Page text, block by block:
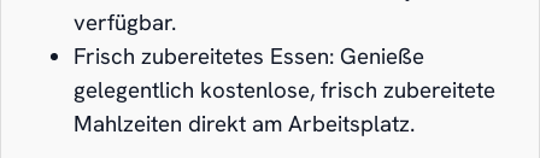
verfügbar.
Frisch zubereitetes Essen: Genieße
gelegentlich kostenlose, frisch zubereitete
Mahlzeiten direkt am Arbeitsplatz.